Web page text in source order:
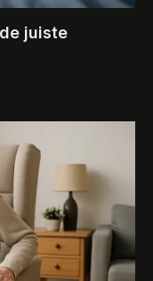
juiste